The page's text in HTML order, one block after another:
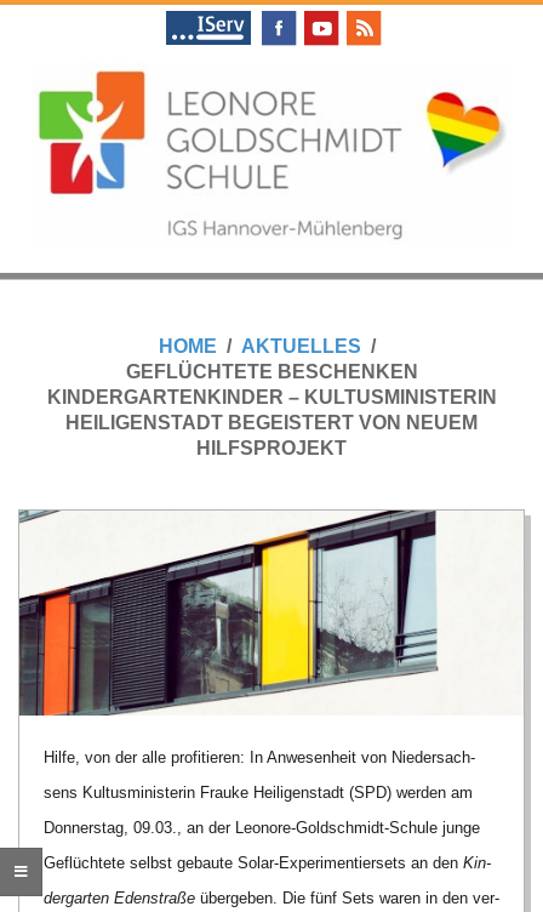
L
O
O
R
E
-
G
O
HOME
AKTUELLES
GEFLÜCHTETE BESCHENKEN
KINDERGARTENKINDER – KULTUSMINISTERIN
HEILIGENSTADT BEGEISTERT VON NEUEM
HILFSPROJEKT
Hilfe, von der alle pro­fi­tie­ren: In Anwe­sen­heit von Nie­der­sach­
sens Kul­tus­mi­nis­te­rin Frauke Hei­li­gen­stadt (SPD) wer­den am
Don­ners­tag, 09.03., an der Leo­nore-Gold­schmidt-Schule junge
Geflüch­tete selbst gebaute Solar-Expe­ri­men­tier­sets an den Kin­
der­gar­ten Eden­straße über­ge­ben. Die fünf Sets waren in den ver­